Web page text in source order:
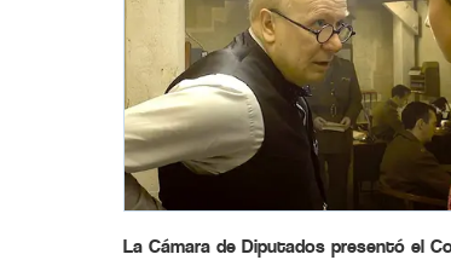
La Cámara de Diputados presentó el